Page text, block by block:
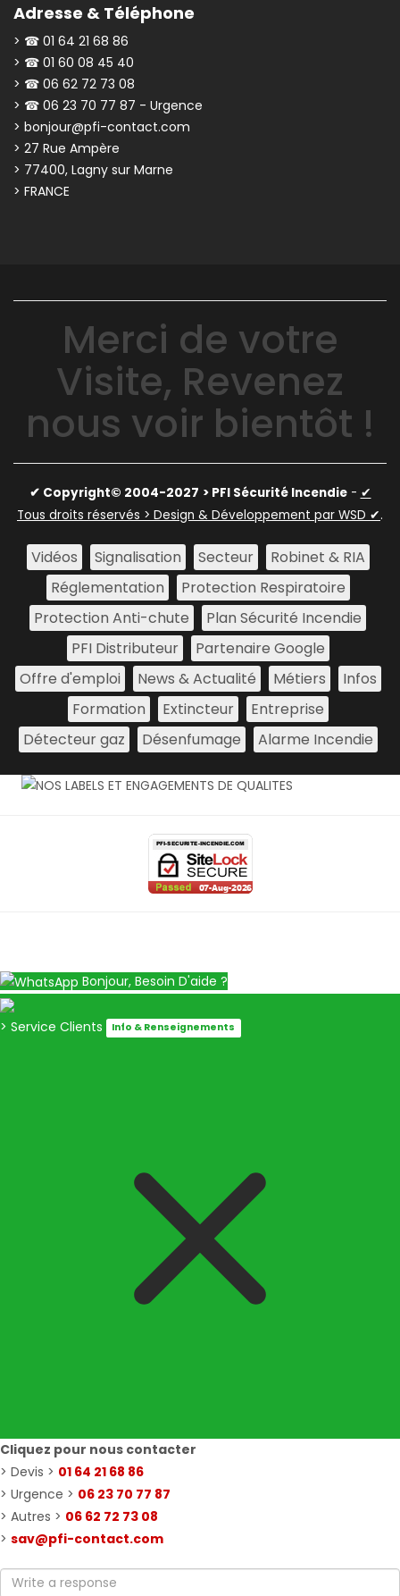
Adresse & Téléphone
> ☎ 01 64 21 68 86
> ☎ 01 60 08 45 40
> ☎ 06 62 72 73 08
> ☎ 06 23 70 77 87 - Urgence
> bonjour@pfi-contact.com
> 27 Rue Ampère
> 77400, Lagny sur Marne
> FRANCE
Merci de votre
Visite, Revenez
nous voir bientôt !
✔ Copyright© 2004-2027 > PFI Sécurité Incendie- ✔
Tous droits réservés > Design & Développement par WSD ✔.
Vidéos Signalisation Secteur
Robinet & RIA
Réglementation
Protection Respiratoire
Protection Anti-chute
Plan Sécurité Incendie
PFI Distributeur
Partenaire Google
Offre d'emploi
News & Actualité Métiers
Infos
Formation
Extincteur
Entreprise
Détecteur gaz
Désenfumage Alarme Incendie
Bonjour, Besoin D'aide ?
> Service Clients Info & Renseignements
Cliquez pour nous contacter
> Devis > 01 64 21 68 86
> Urgence > 06 23 70 77 87
> Autres > 06 62 72 73 08
> sav@pfi-contact.com